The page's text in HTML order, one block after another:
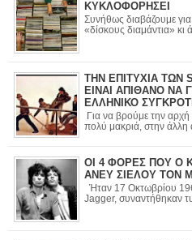
ΚΥΚΛΟΦΟΡΗΣΕΙ
Συνήθως διαβάζουμε
«δίσκους διαμάντια»
ΤΗΝ ΕΠΙΤΥΧΙΑ ΤΩΝ
ΕΙΝΑΙ ΑΠΙΘΑΝΟ ΝΑ
ΕΛΛΗΝΙΚΟ
Για να βρούμε την αρχή των Sharp Ties, πρέπει
πολύ μακριά, στην άλλη
ΟΙ 4 ΦΟΡΕΣ ΠΟΥ Ο
ΑΝΕΥ ΣΙΕΛΟΥ ΤΟΝ
Ήταν 17 Οκτωβρίου 1961 όταν οι Keith
Jagger,